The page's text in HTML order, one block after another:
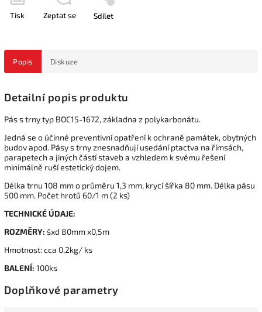
Tisk Zeptat se Sdílet
Popis Diskuze
Detailní popis produktu
Pás s trny typ BOC15-1672, základna z polykarbonátu.
Jedná se o účinné preventivní opatření k ochraně památek, obytných
budov apod. Pásy s trny znesnadňují usedání ptactva na římsách,
parapetech a jiných částí staveb a vzhledem k svému řešení
minimálně ruší estetický dojem.
Délka trnu 108 mm o průměru 1,3 mm, krycí šířka 80 mm. Délka pásu
500 mm. Počet hrotů 60/1 m (2 ks)
TECHNICKÉ ÚDAJE:
ROZMĚRY: šxd 80mm x0,5m
Hmotnost: cca 0,2kg/ ks
BALENÍ: 100ks
Doplňkové parametry